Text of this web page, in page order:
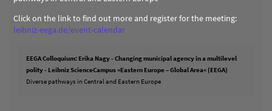
Click on the link to find out more and register for the meeting:
leibniz-eega.de/event-calendar
EEGA Colloquium: Erika Nagy - Changing municipal agency in a multilevel
polity - Leibniz ScienceCampus »Eastern Europe – Global Area« (EEGA)
Diverse pathways in Central and Eastern Europe